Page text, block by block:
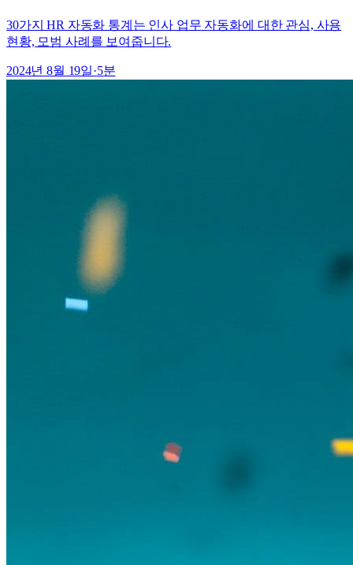
30가지 HR 자동화 통계는 인사 업무 자동화에 대한 관심, 사용
현황, 모범 사례를 보여줍니다.
2024년 8월 19일·5분